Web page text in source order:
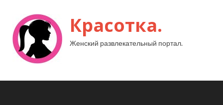
Красотка.
Женский развлекательный портал.